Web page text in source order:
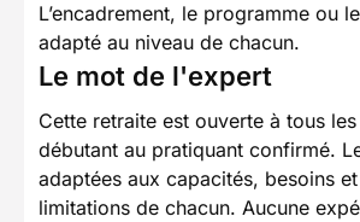
L’encadrement, le programme ou
adapté au niveau de chacun.
Le mot de l'expert
Cette retraite est ouverte à tous
débutant au pratiquant confirmé.
adaptées aux capacités, besoins
limitations de chacun. Aucune